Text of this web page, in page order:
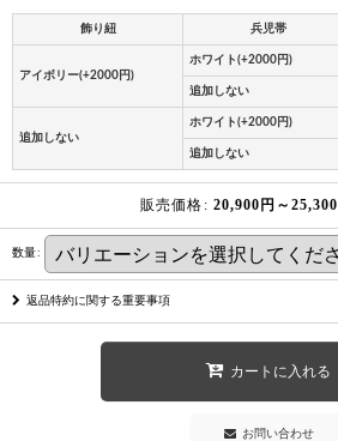
飾り紐 兵児帯
アイボリー(+2000円)
ホワイト(+2000円)
追加しない
追加しない
ホワイト(+2000円)
追加しない
販売価格 : 20,900円 ～25,300
数量:
返品特約に関する重要事項
カートに入れる
お問い合わせ